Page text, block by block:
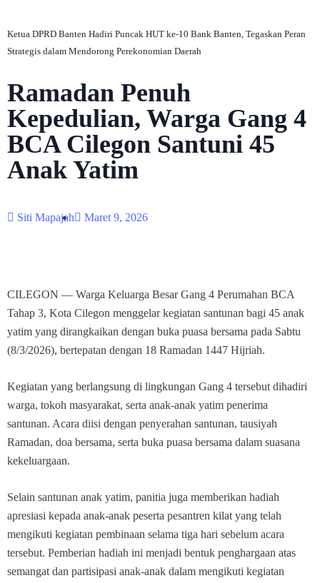
Ketua DPRD Banten Hadiri Puncak HUT ke-10 Bank Banten, Tegaskan Peran
Strategis dalam Mendorong Perekonomian Daerah
Ramadan Penuh
Kepedulian, Warga Gang 4
BCA Cilegon Santuni 45
Anak Yatim
Siti Mapajah Maret 9, 2026
CILEGON — Warga Keluarga Besar Gang 4 Perumahan BCA
Tahap 3, Kota Cilegon menggelar kegiatan santunan bagi 45 anak
yatim yang dirangkaikan dengan buka puasa bersama pada Sabtu
(8/3/2026), bertepatan dengan 18 Ramadan 1447 Hijriah.
Kegiatan yang berlangsung di lingkungan Gang 4 tersebut dihadiri
warga, tokoh masyarakat, serta anak-anak yatim penerima
santunan. Acara diisi dengan penyerahan santunan, tausiyah
Ramadan, doa bersama, serta buka puasa bersama dalam suasana
kekeluargaan.
Selain santunan anak yatim, panitia juga memberikan hadiah
apresiasi kepada anak-anak peserta pesantren kilat yang telah
mengikuti kegiatan pembinaan selama tiga hari sebelum acara
tersebut. Pemberian hadiah ini menjadi bentuk penghargaan atas
semangat dan partisipasi anak-anak dalam mengikuti kegiatan